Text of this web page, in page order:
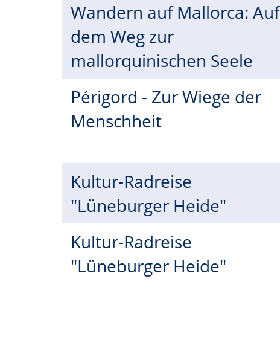
Wandern auf Mallorca: Auf
dem Weg zur
mallorquinischen Seele
Périgord - Zur Wiege der
Menschheit
Kultur-Radreise
"Lüneburger Heide"
Kultur-Radreise
"Lüneburger Heide"